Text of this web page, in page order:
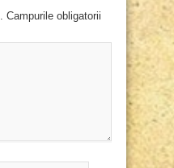
Campurile obligatorii